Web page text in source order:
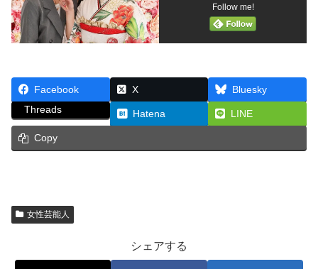
Follow me!
Facebook X
Bluesky
Threads
Hatena LINE
Copy
女性芸能人
シェアする